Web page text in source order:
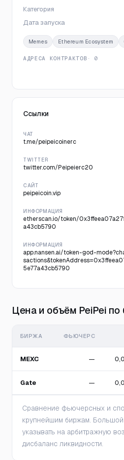
Категория
Дата запуска
Memes Ethereum Ecosystem
АДРЕСА КОНТРАКТОВ · 0
Ссылки
ЧАТ
t.me/peipeicoinerc
TWITTER
twitter.com/Peipeierc20
САЙТ
peipeicoin.vip
ИНФОРМАЦИЯ
etherscan.io/token/
a43cb5790
ИНФОРМАЦИЯ
app.nansen.ai/token-god-
5e77a43cb5790
Цена и объём PeiPei
БИРЖА ФЬЮЧЕРС
MEXC —
Gate —
Сравнение фьючерсных и
крупнейшим биржам.
указывать на арбитражную
дисбаланс ликвидности.